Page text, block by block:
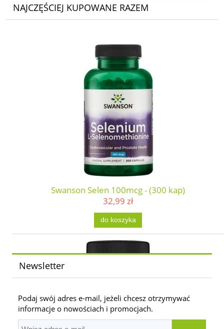
NAJCZĘŚCIEJ KUPOWANE RAZEM
Swanson Selen 100mcg - (300 kap)
32,99 zł
do koszyka
Newsletter
Podaj swój adres e-mail, jeżeli chcesz otrzymywać
informacje o nowościach i promocjach.